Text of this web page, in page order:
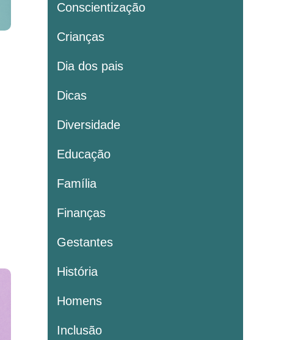
Conscientização
Crianças
Dia dos pais
Dicas
Diversidade
Educação
Família
Finanças
Gestantes
História
Homens
Inclusão